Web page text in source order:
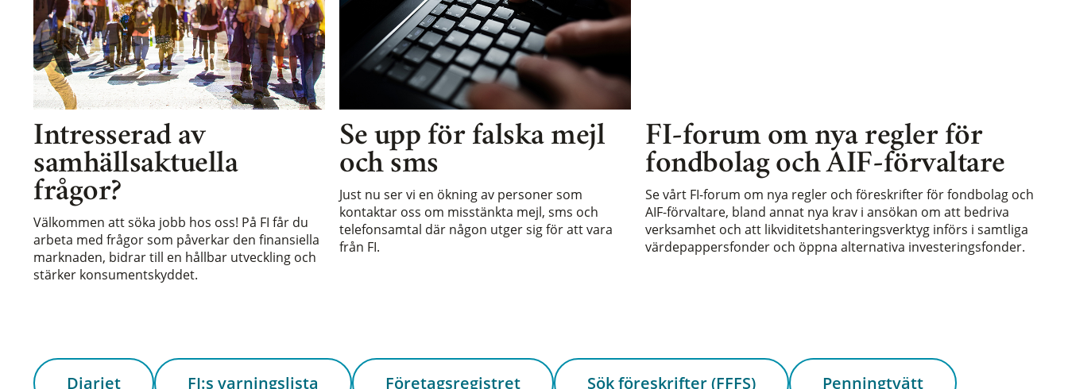
Intresserad av
samhällsaktuella
frågor?
Välkommen att söka jobb hos oss! På FI får du
arbeta med frågor som påverkar den finansiella
marknaden, bidrar till en hållbar utveckling och
stärker konsumentskyddet.
Se upp för falska mejl
och sms
Just nu ser vi en ökning av personer som
kontaktar oss om misstänkta mejl, sms och
telefonsamtal där någon utger sig för att vara
från FI.
FI-forum om nya regler för
fondbolag och AIF-förvaltare
Se vårt FI-forum om nya regler och föreskrifter för fondbolag och
AIF-förvaltare, bland annat nya krav i ansökan om att bedriva
verksamhet och att likviditetshanteringsverktyg införs i samtliga
värdepappersfonder och öppna alternativa investeringsfonder.
Diariet FI:s varningslista Företagsregistret Sök föreskrifter (FFFS) Penningtvätt